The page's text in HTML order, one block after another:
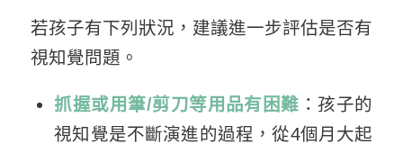
若孩子有下列狀況，建議進一步評估是否有
視知覺問題。
抓握或用筆/剪刀等用品有困難 ：孩子的
視知覺是不斷演進的過程，從4個月大起